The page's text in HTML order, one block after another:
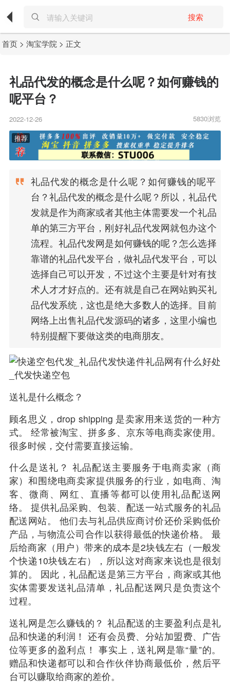
搜索
首页 >淘宝学院 > 正文
礼品代发的概念是什么呢？如何赚钱的
呢平台？
2022-12-26 5830浏览
礼品代发的概念是什么呢？如何赚钱的呢平
台？礼品代发的概念是什么呢？所以，礼品代
发就是作为商家或者其他主体需要发一个礼品
单的第三方平台，刚好礼品代发网就包办这个
流程。礼品代发网是如何赚钱的呢？怎么选择
靠谱的礼品代发平台，做礼品代发平台，可以
选择自己可以开发，不过这个主要是针对有技
术人才才好点的。还有就是自己在网站购买礼
品代发系统，这也是绝大多数人的选择。目前
网络上出售礼品代发源码的诸多，这里小编也
特别提醒下要做这类的电商朋友。
送礼是什么概念？
顾名思义，drop shipping 是卖家用来送货的一种方
式。 经常被淘宝、拼多多、京东等电商卖家使用。
很多时候，交付需要直接运输。
什么是送礼？ 礼品配送主要服务于电商卖家（商
家）和围绕电商卖家提供服务的行业，如电商、淘
客、微商、网红、直播等都可以使用礼品配送网
络。 提供礼品采购、包装、配送一站式服务的礼品
配送网站。 他们去与礼品供应商讨价还价采购低价
产品，与物流公司合作以获得最低的快递价格。 最
后给商家（用户）带来的成本是2块钱左右（一般发
个快递10块钱左右），所以这对商家来说也是很划
算的。 因此，礼品配送是第三方平台，商家或其他
实体需要发送礼品清单，礼品配送网只是负责这个
过程。
送礼网是怎么赚钱的？ 礼品配送的主要盈利点是礼
品和快递的利润！ 还有会员费、分站加盟费、广告
位等更多的盈利点！ 事实上，送礼网是靠“量”的。
赠品和快递都可以和合作伙伴协商最低价，然后平
台可以赚取给商家的差价。